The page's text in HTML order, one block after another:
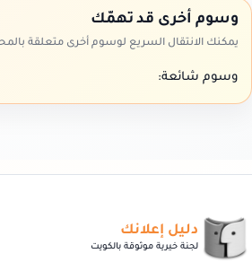
وسوم أخرى قد تهمّك
يمكنك الانتقال السريع لوسوم أخرى متعلقة
وسوم شائعة:
دليل إعلانك
لجنة خيرية موثوقة بالكويت